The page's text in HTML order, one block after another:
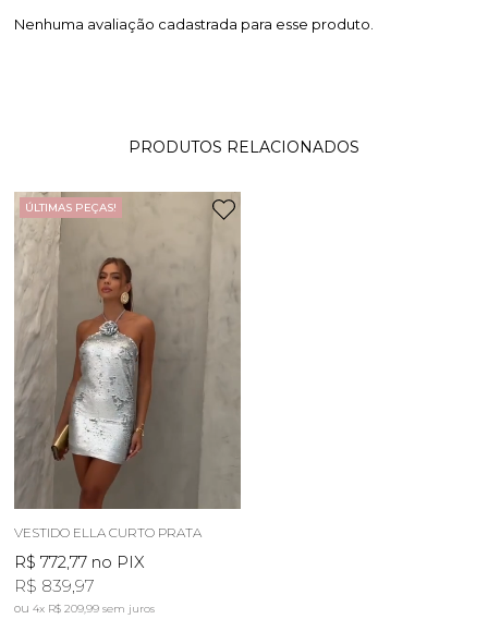
Nenhuma avaliação cadastrada para esse produto.
PRODUTOS RELACIONADOS
ÚLTIMAS PEÇAS!
VESTIDO ELLA CURTO PRATA
R$ 772,77 no PIX
R$ 839,97
4x R$ 209,99sem juros